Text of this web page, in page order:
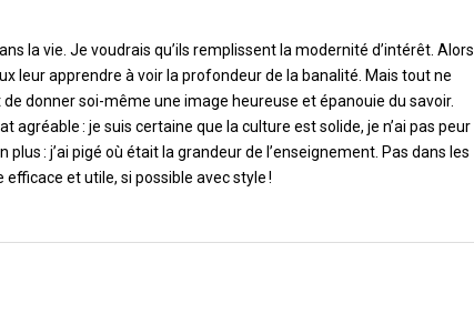
la vie. Je voudrais qu’ils remplissent la modernité d’intérêt. Alors
leur apprendre à voir la profondeur de la banalité. Mais tout ne
donner soi-même une image heureuse et épanouie du savoir.
agréable : je suis certaine que la culture est solide, je n’ai pas peur
: j’ai pigé où était la grandeur de l’enseignement. Pas dans les
et utile, si possible avec style !